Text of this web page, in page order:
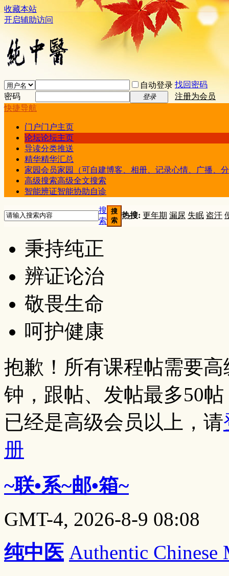
收藏本站
开启辅助访问
自动登录 找回密码
密码
登录
注册为会员
快捷导航
门户门户主页
论坛论坛主页
导读分类推送
精华精华汇总
家园会员家园（可自建博客、相册、记录心情、广播、
高级搜索高级全文搜索
智能辨证智能协助自诊
搜
索
搜
索
热搜: 更年期 漏尿 失眠 盗汗
秉持纯正
辨证论治
敬畏生命
呵护健康
抱歉！所有课程帖需要
钟，跟帖、发帖最多50
已经是高级会员以上，请
册
~联•系~邮•箱~
GMT-4, 2026-8-9 08:08
纯中医 Authentic